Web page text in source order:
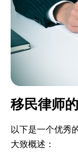
移民律师
以下是一个优秀
大致概述：